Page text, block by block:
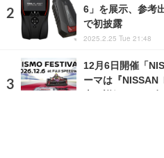
6」を展示、参考
で初披露
2025.2.25 Tue 21:48
12月6日開催「
ーマは『NISSAN